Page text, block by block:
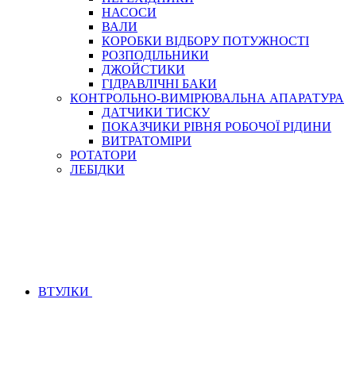
БОРЕКС, ЕО
НАСОСИ
ВАЛИ
КОРОБКИ ВІДБОРУ ПОТУЖНОСТІ
РОЗПОДІЛЬНИКИ
ДЖОЙСТИКИ
ГІДРАВЛІЧНІ БАКИ
КОНТРОЛЬНО-ВИМІРЮВАЛЬНА АПАРАТУРА
ДАТЧИКИ ТИСКУ
ПОКАЗЧИКИ РІВНЯ РОБОЧОЇ РІДИНИ
ВИТРАТОМІРИ
РОТАТОРИ
ЛЕБІДКИ
ВТУЛКИ